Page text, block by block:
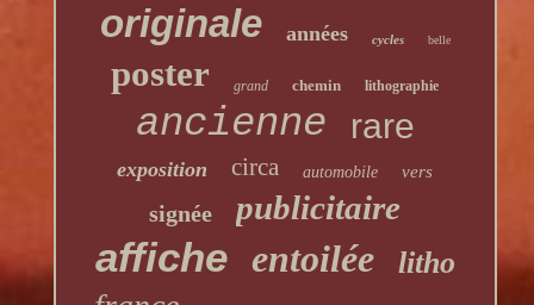
originale années cycles belle
poster grand chemin lithographie
ancienne rare
exposition circa automobile vers
signée publicitaire
affiche entoilée litho